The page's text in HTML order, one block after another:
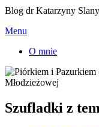
Blog dr Katarzyny Slany
Menu
O mnie
Szufladki z